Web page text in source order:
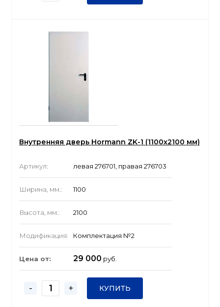
Внутренняя дверь Hormann ZK-1 (1100x2100 мм)
Артикул: левая 276701, правая 276703
Ширина, мм.: 1100
Высота, мм.: 2100
Модификация: Комплектация №2
Цена от: 29 000 руб.
- + КУПИТЬ